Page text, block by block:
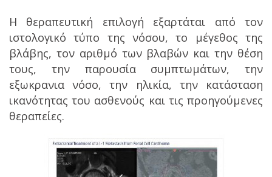
Η θεραπευτική επιλογή εξαρτάται από τον
ιστολογικό τύπο της νόσου, το μέγεθος της
βλάβης, τον αριθμό των βλαβών και την θέση
τους, την παρουσία συμπτωμάτων, την
εξωκρανια νόσο, την ηλικία, την κατάσταση
ικανότητας του ασθενούς και τις προηγούμενες
θεραπείες.